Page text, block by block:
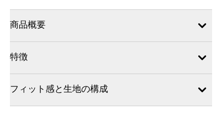
商品概要
特徴
フィット感と生地の構成